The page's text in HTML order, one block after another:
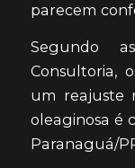
parecem
Segundo
Consultoria,
um reajuste
oleaginosa é
Paranaguá/